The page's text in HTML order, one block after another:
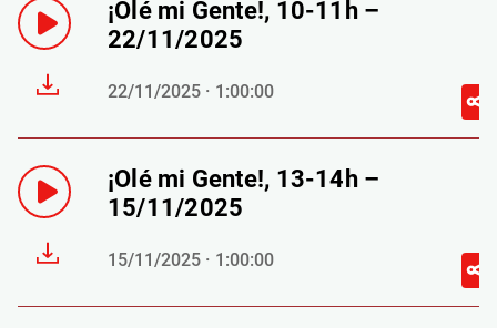
¡Olé mi Gente!, 10-11h –
22/11/2025
22/11/2025 · 1:00:00
¡Olé mi Gente!, 13-14h –
15/11/2025
15/11/2025 · 1:00:00